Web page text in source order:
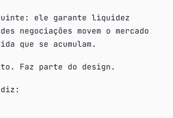
ele garante liquidez
negociações movem o mercado
que se acumulam.
Faz parte do design.
diz: